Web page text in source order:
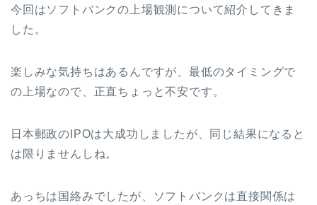
今回はソフトバンクの上場観測について紹介してきま
した。
楽しみな気持ちはあるんですが、最低のタイミングで
の上場なので、正直ちょっと不安です。
日本郵政のIPOは大成功しましたが、同じ結果になると
は限りませんしね。
あっちは国絡みでしたが、ソフトバンクは直接関係は